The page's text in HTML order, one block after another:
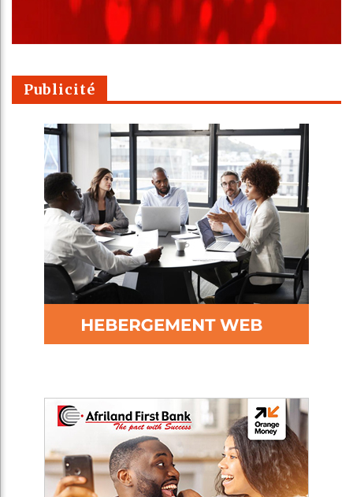
Publicité